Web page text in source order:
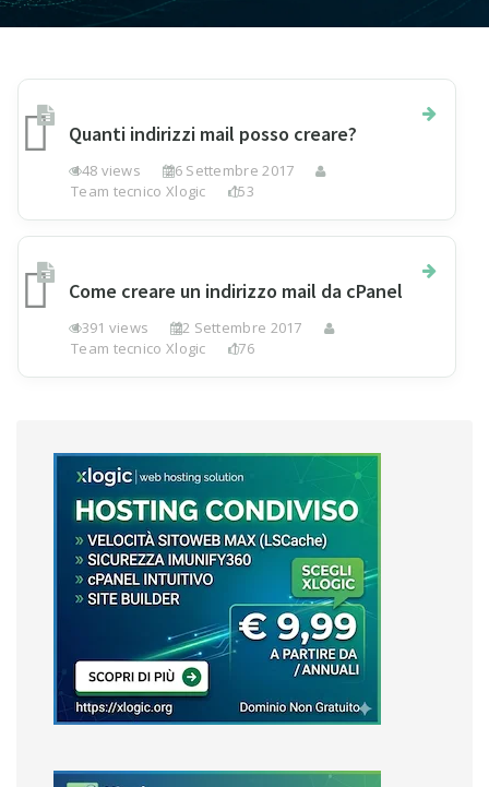
Quanti indirizzi mail posso creare?
148 views
26 Settembre 2017
Team tecnico Xlogic
153
Come creare un indirizzo mail da cPanel
1391 views
22 Settembre 2017
Team tecnico Xlogic
176